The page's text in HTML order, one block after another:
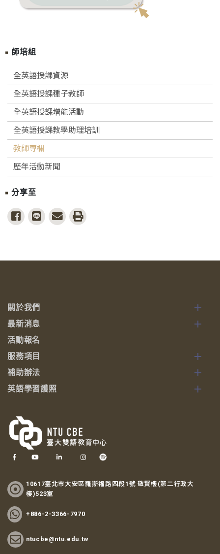
師培組
全英語授課資源
全英語授課種子教師
全英語授課增能活動
全英語授課教學助理培訓
教師專欄
歷年活動新聞
分享至
share to facebook
share to line
share to email
print
10617臺北市大安區羅斯福路四段1號 敬賢樓(第二行政大
樓)523室
+886-2-3366-7970
ntucbe@ntu.edu.tw
關於我們
最新消息
活動報名
服務項目
補助辦法
英語學習護照